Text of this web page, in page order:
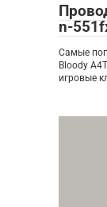
n-
Самые
Bloody
игровые